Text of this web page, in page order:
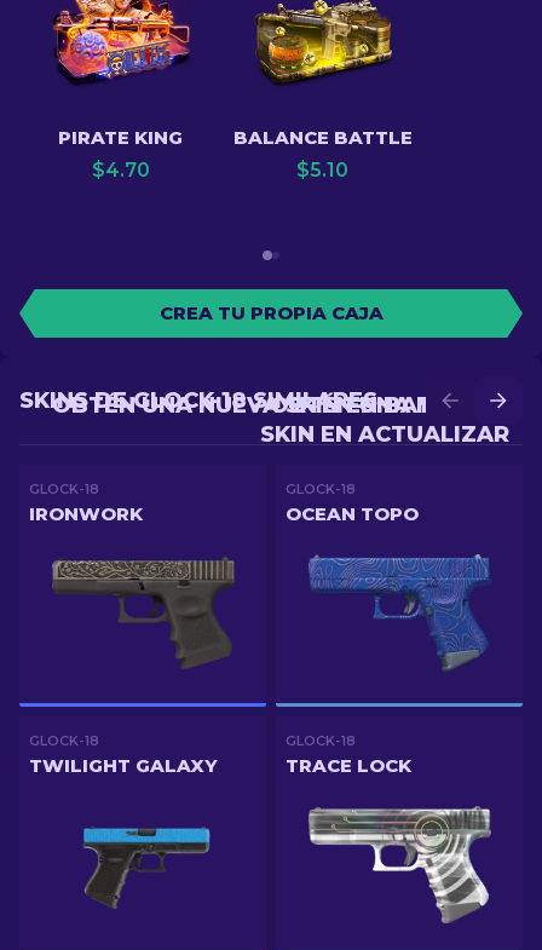
PIRATE KING
$4.70
BALANCE BATTLE
$5.10
CREA TU PROPIA CAJA
OBTÉN UNA MEJOR
SKIN EN ACTUALIZAR
OBTÉN UNA NUEVA SKIN EN BATALLA
SKINS DE GLOCK-18 SIMILARES
GLOCK-18
IRONWORK
GLOCK-18
OCEAN TOPO
GLOCK-18
TWILIGHT GALAXY
GLOCK-18
TRACE LOCK